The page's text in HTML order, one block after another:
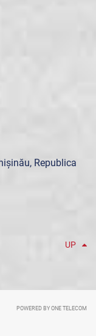
Republica
UP
POWERED BY ONE TELECOM